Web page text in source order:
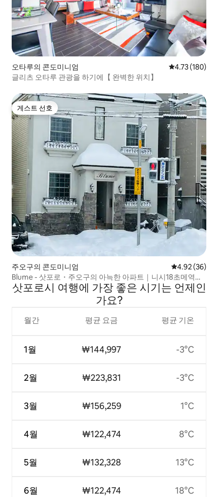
오타루의 콘도미니엄 평점 4.73점(5
4.73 (180)
글리츠 오타루 관광을 하기에【 완벽한 위치】
게스트 선호
게스트 선호
주오구의 콘도미니엄 평점 4.92점(5
4.92 (36)
Blume - 삿포로・주오구의 아늑한 아파트｜니시18초메역에
서 도보 10분, 마쓰미...
삿포로시 여행에 가장 좋은 시기는 언제인
가요?
월간
1월
2월
3월
4월
5월
6월
평균 요금
₩144,997
₩223,831
₩156,259
₩122,474
₩132,328
₩122,474
평균 기온
-3°C
-3°C
1°C
8°C
13°C
18°C